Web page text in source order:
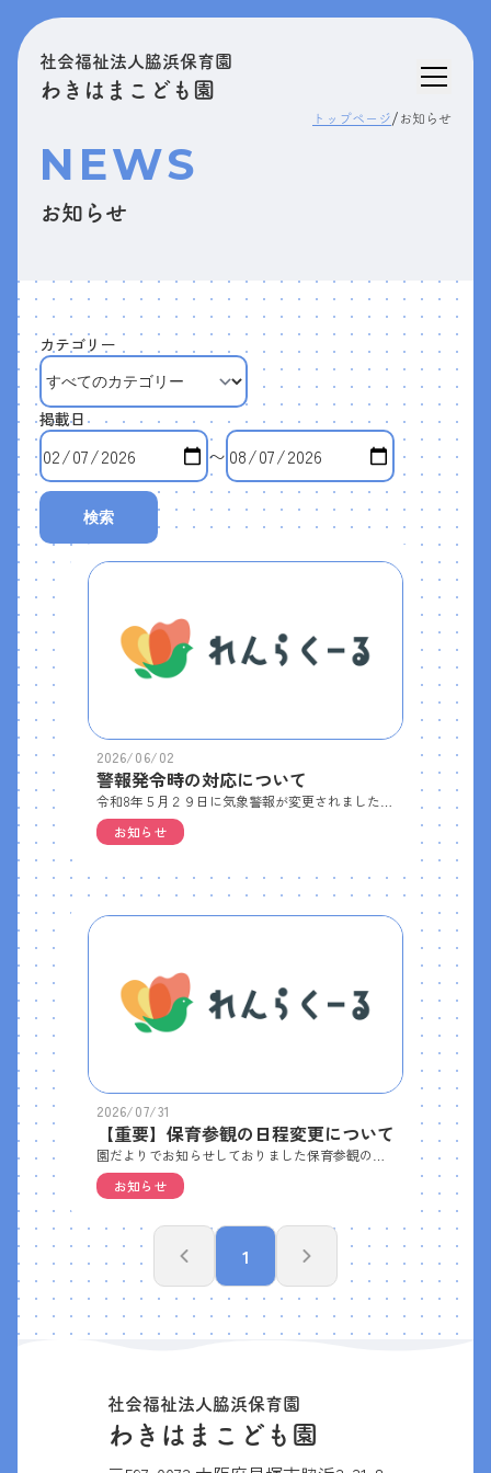
社会福祉法人脇浜保育園
わきはまこども園
トップページ/ お知らせ
NEWS
お知らせ
カテゴリー
掲載日
〜
検索
2026/06/02
警報発令時の対応について
お知らせ
2026/07/31
【重要】保育参観の日程変更について
お知らせ
1
社会福祉法人脇浜保育園
わきはまこども園